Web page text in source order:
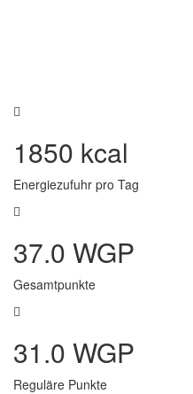
1850 kcal
Energiezufuhr pro Tag
37.0 WGP
Gesamtpunkte
31.0 WGP
Reguläre Punkte